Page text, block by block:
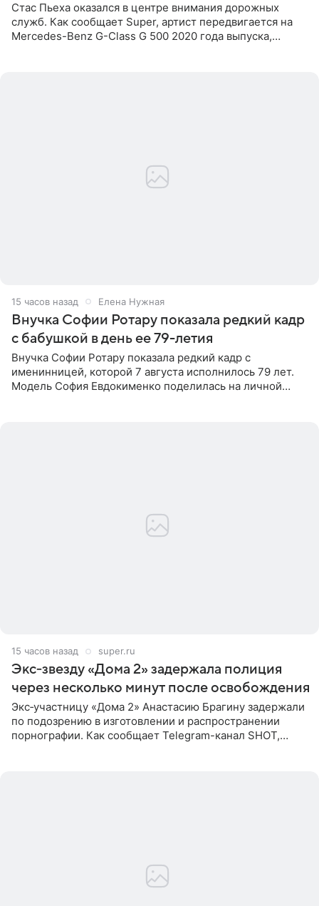
Стас Пьеха оказался в центре внимания дорожных
служб. Как сообщает Super, артист передвигается на
Mercedes-Benz G-Class G 500 2020 года выпуска,
15 часов назад Елена Нужная
Внучка Софии Ротару показала редкий кадр
с бабушкой в день ее 79-летия
Внучка Софии Ротару показала редкий кадр с
именинницей, которой 7 августа исполнилось 79 лет.
Модель София Евдокименко поделилась на личной
15 часов назад super.ru
Экс‑звезду «Дома 2» задержала полиция
через несколько минут после освобождения
Экс‑участницу «Дома 2» Анастасию Брагину задержали
по подозрению в изготовлении и распространении
порнографии. Как сообщает Telegram-канал SHOT,